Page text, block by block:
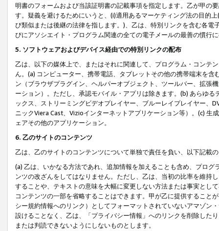
明書のフォームおよび当該証明書の記載事項を指定します。乙が甲の
す。疑義を避けるためにいうと、(i)適用あるマーケティング法の目的
び類似または後継の法律を指します。)、乙は、特別リンクを含む各
びにアソシエイト・プログラム関連の全ての電子メールの最善の慣行
5. ソフトウェアおよびデバイス経由での特別リンクの配布
乙は、以下の媒体上で、またはそれに関連して、プログラム・コンテ
ん。(a) コンピューター、携帯電話、タブレットその他の携帯端末を
ン（ブラウザプラグイン、ヘルパーオブジェクト、ツールバー、拡張
ーション）。ただし、承認モバイル・アプリは除きます。(b) あらゆ
ックス、ストリーミングビデオプレイヤー、ブルーレイプレイヤー、
ニックViera Cast、Vizioインターネットアプリケーション等）。(c)
ェアその他のアプリケーション。
6. 乙のサイトのコンテンツ
乙は、乙のサイトのコンテンツについて単独で責任を負い、以下記載
(a) 乙は、いかなる方法であれ、追加情報を加えることも含め、プロ
ンツの改ざんをしてはなりません。ただし、乙は、当初の比率を維持
することや、テキストの意味を大幅に変更しない方法または事実とし
コンテンツの一部を省略することはできます。甲が乙に提供すること
シー規約情報へのリンク）としてフォーマットされていないアマゾン
設けることなく、乙は、「プライバシー情報」へのリンクを削除した
または判読できないようにしないものとします。